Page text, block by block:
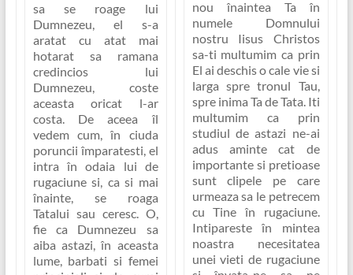
sa se roage lui
Dumnezeu, el s-a
aratat cu atat mai
hotarat sa ramana
credincios lui
Dumnezeu, coste
aceasta oricat l-ar
costa. De aceea îl
vedem cum, în ciuda
poruncii împaratesti, el
intra în odaia lui de
rugaciune si, ca si mai
înainte, se roaga
Tatalui sau ceresc. O,
fie ca Dumnezeu sa
aiba astazi, în aceasta
lume, barbati si femei
nou înaintea Ta în
numele Domnului
nostru Iisus Christos
sa-ti multumim ca prin
El ai deschis o cale vie si
larga spre tronul Tau,
spre inima Ta de Tata. Iti
multumim ca prin
studiul de astazi ne-ai
adus aminte cat de
importante si pretioase
sunt clipele pe care
urmeaza sa le petrecem
cu Tine în rugaciune.
Intipareste în mintea
noastra necesitatea
unei vieti de rugaciune